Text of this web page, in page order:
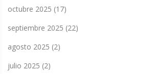
octubre 2025 (17)
septiembre 2025 (22)
agosto 2025 (2)
julio 2025 (2)